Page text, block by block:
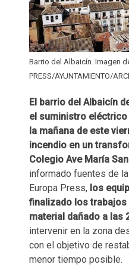
Barrio del Albaicín. Imagen
PRESS/AYUNTAMIENTO/
El barrio del Albaicín
el suministro
la mañana de este
incendio en un
Colegio Ave María
informado fuentes de
Europa Press, los
finalizado los
material dañado a las
intervenir en la zona
con el objetivo de
menor tiempo posible.